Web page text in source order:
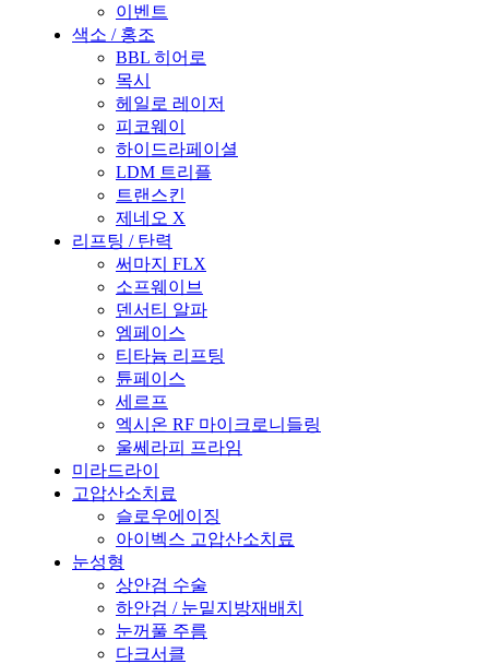
이벤트
색소 / 홍조
BBL 히어로
목시
헤일로 레이저
피코웨이
하이드라페이셜
LDM 트리플
트랜스킨
제네오 X
리프팅 / 탄력
써마지 FLX
소프웨이브
덴서티 알파
엠페이스
티타늄 리프팅
튠페이스
세르프
엑시온 RF 마이크로니들링
울쎄라피 프라임
미라드라이
고압산소치료
슬로우에이징
아이벡스 고압산소치료
눈성형
상안검 수술
하안검 / 눈밑지방재배치
눈꺼풀 주름
다크서클